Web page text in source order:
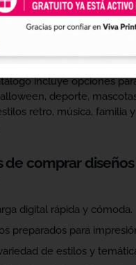
que quieren ahorrar
ofrecer más variedad de
escoger diseños de
temporadas y públicos.
incluye opciones
deporte,
retro, música, familia
de comprar
digital rápida y cómoda.
preparados para
de estilos y